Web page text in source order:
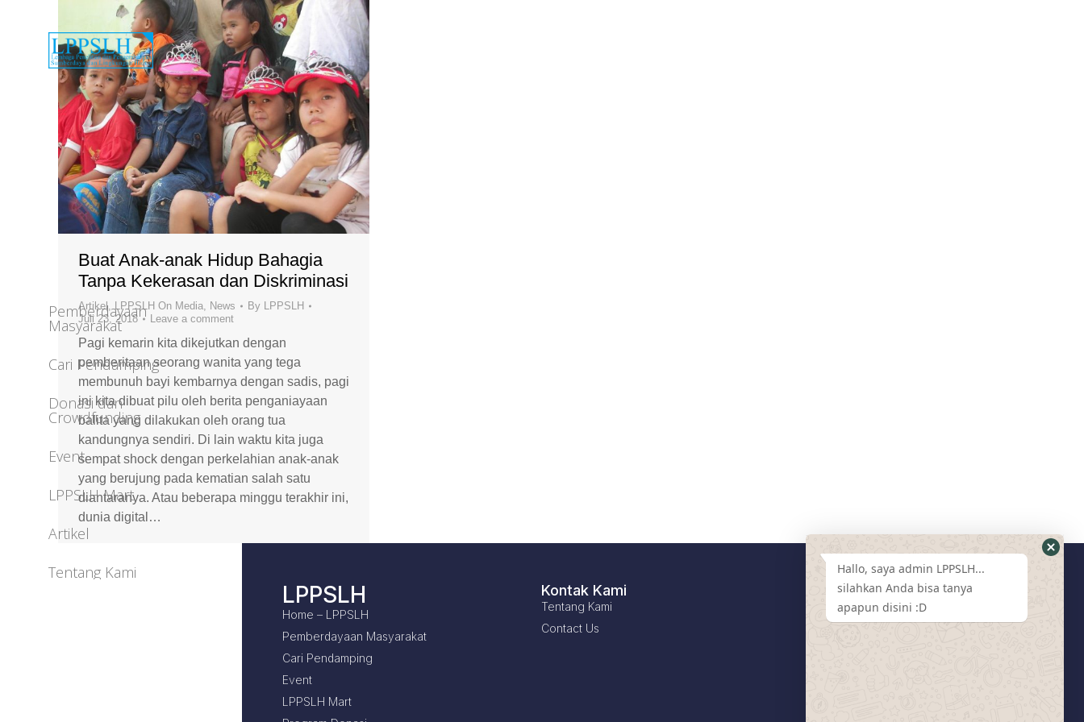
Buat Anak-anak Hidup Bahagia
Tanpa Kekerasan dan Diskriminasi
Artikel LPPSLH On Media News By LPPSLH
Juli 23, 2018
Leave a comment
Pagi kemarin kita dikejutkan dengan
pemberitaan seorang wanita yang tega
membunuh bayi kembarnya dengan sadis, pagi
ini kita dibuat pilu oleh berita penganiayaan
balita yang dilakukan oleh orang tua
kandungnya sendiri. Di lain waktu kita juga
sempat shock dengan perkelahian anak-anak
yang berujung pada kematian salah satu
diantaranya. Atau beberapa minggu terakhir ini,
dunia digital…
LPPSLH
Home – LPPSLH
Pemberdayaan Masyarakat
Cari Pendamping
Event
LPPSLH Mart
Kontak Kami
Tentang Kami
Contact Us
Media Sosial
Hallo, saya admin LPPSLH...
silahkan Anda bisa tanya
apapun disini :D
Pemberdayaan
Masyarakat
Cari Pendamping
Donasi dan
Crowdfunding
Event
LPPSLH Mart
Artikel
Tentang Kami